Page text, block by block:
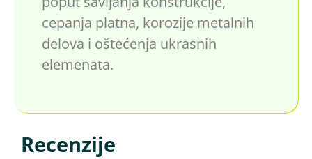
cepanja platna, korozije metalnih
delova i oštećenja ukrasnih
elemenata.
Recenzije